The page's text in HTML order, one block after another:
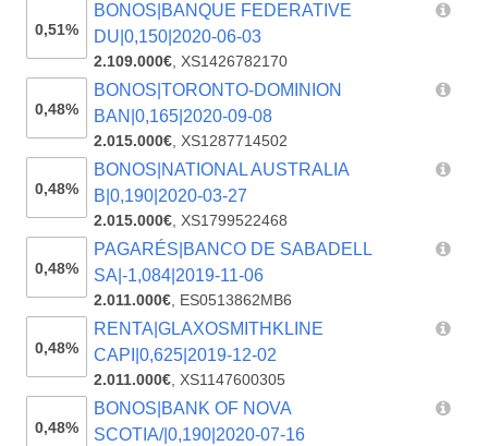
0,51%
BONOS|BANQUE FEDERATIVE
DU|0,150|2020-06-03
2.109.000€,XS1426782170
0,48%
BONOS|TORONTO-DOMINION
BAN|0,165|2020-09-08
2.015.000€,XS1287714502
0,48%
BONOS|NATIONAL AUSTRALIA
B|0,190|2020-03-27
2.015.000€,XS1799522468
0,48%
PAGARÉS|BANCO DE SABADELL
SA|-1,084|2019-11-06
2.011.000€, ES0513862MB6
0,48%
RENTA|GLAXOSMITHKLINE
CAPI|0,625|2019-12-02
2.011.000€,XS1147600305
0,48%
BONOS|BANK OF NOVA
SCOTIA/|0,190|2020-07-16